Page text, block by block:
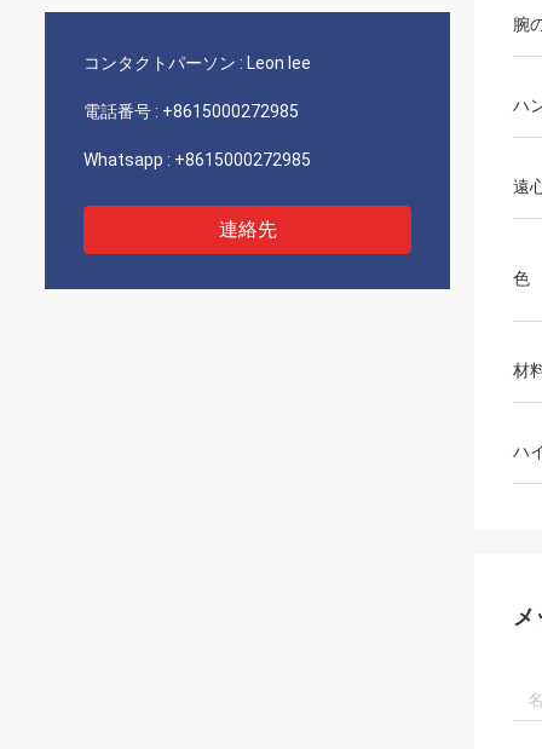
コンタクトパーソン : Leon lee
電話番号 : +8615000272985
Whatsapp : +8615000272985
連絡先
腕
ハ
遠
色
材
ハ